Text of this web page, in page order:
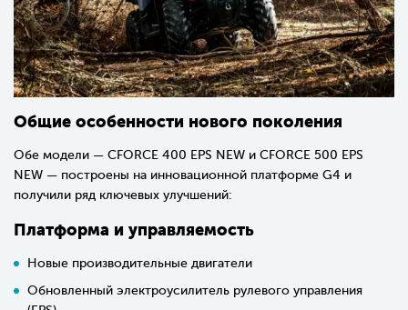
Общие особенности нового поколения
Обе модели — CFORCE 400 EPS NEW и CFORCE 500 EPS
NEW — построены на инновационной платформе G4 и
получили ряд ключевых улучшений:
Платформа и управляемость
Новые производительные двигатели
Обновленный электроусилитель рулевого управления